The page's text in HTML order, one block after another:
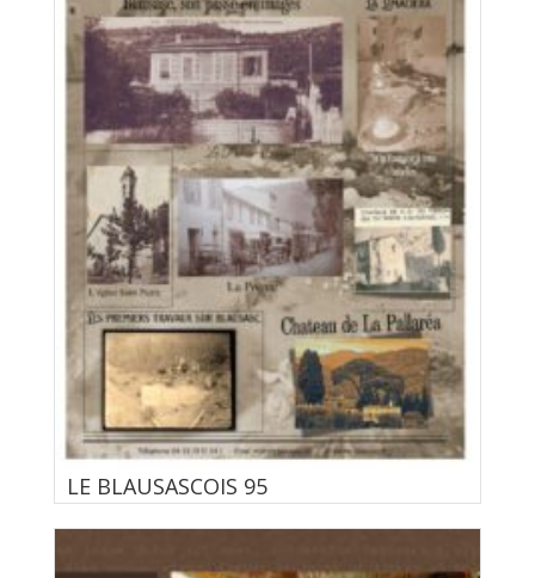
LE BLAUSASCOIS 95